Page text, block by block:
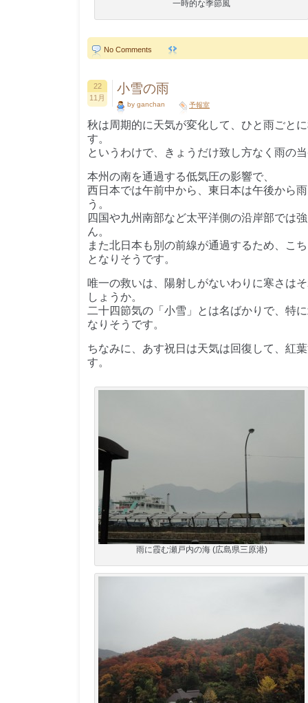
一時的な季節風
No Comments
22
11月
小雪の雨
by ganchan 予報室
秋は周期的に天気が変化して、ひと雨ごと
す。
というわけで、きょうだけ致し方なく雨の
本州の南を通過する低気圧の影響で、
西日本では午前中から、東日本は午後から
う。
四国や九州南部など太平洋側の沿岸部では
ん。
また北日本も別の前線が通過するため、こ
となりそうです。
唯一の救いは、陽射しがないわりに寒さは
しょうか。
二十四節気の「小雪」とは名ばかりで、特
なりそうです。
ちなみに、あす祝日は天気は回復して、紅
す。
雨に霞む瀬戸内の海 (広島県三原港)